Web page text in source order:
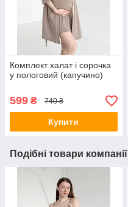
Комплект халат і сорочка
у пологовий (капучино)
599 ₴ 740 ₴
Купити
Подібні товари компанії